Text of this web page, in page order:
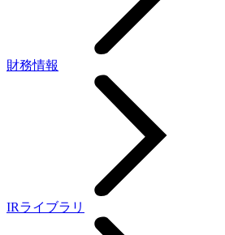
財務情報
IRライブラリ